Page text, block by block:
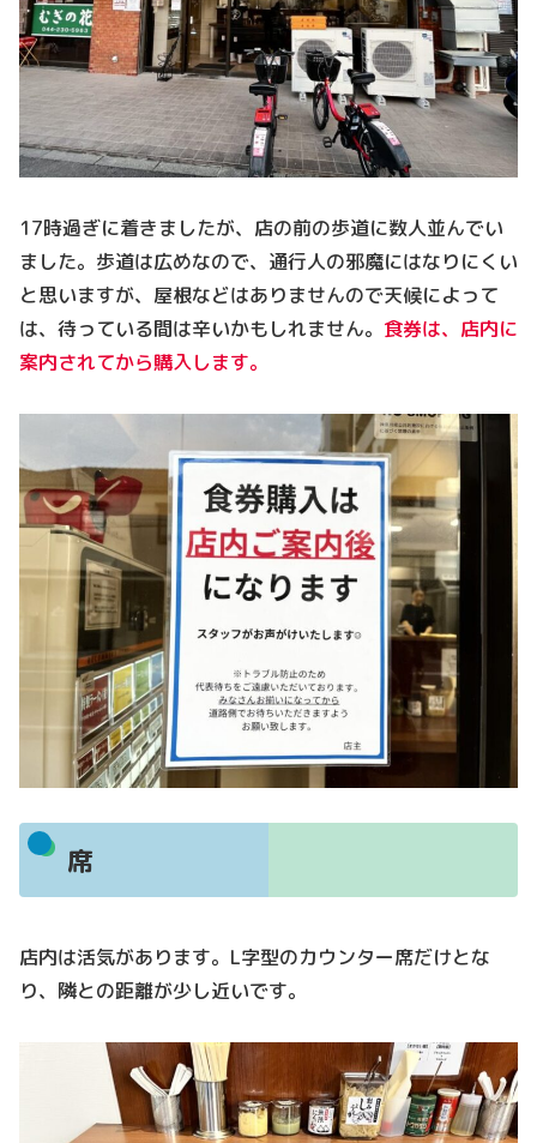
17時過ぎに着きましたが、店の前の歩道に数人並んでい
ました。歩道は広めなので、通行人の邪魔にはなりにくい
と思いますが、屋根などはありませんので天候によって
は、待っている間は辛いかもしれません。 食券は、店内に
案内されてから購入します。
席
店内は活気があります。L字型のカウンター席だけとな
り、隣との距離が少し近いです。